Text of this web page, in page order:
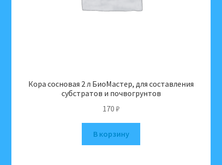
Кора сосновая 2 л БиоМастер, для составления
субстратов и почвогрунтов
170 ₽
В корзину